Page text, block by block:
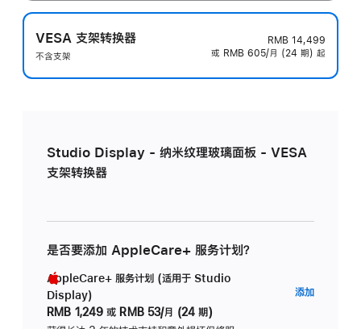
VESA 支架转换器
不含支架
RMB 14,499
或 RMB 605/月 (24 期) 起
Studio Display - 纳米纹理玻璃面板 - VESA
支架转换器
是否要添加 AppleCare+ 服务计划？
AppleCare+ 服务计划 (适用于 Studio
Display)
RMB 1,249 或 RMB 53/月 (24 期)
添加